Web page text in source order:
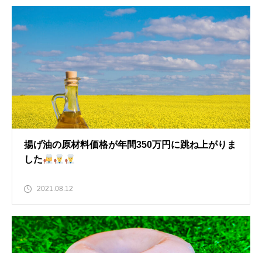
揚げ油の原材料価格が年間350万円に跳ね上がりま
した
2021.08.12